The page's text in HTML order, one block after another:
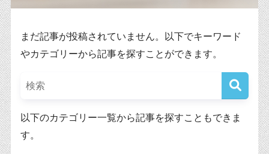
まだ記事が投稿されていません。以下でキーワード
やカテゴリーから記事を探すことができます。
以下のカテゴリー一覧から記事を探すこともできま
す。